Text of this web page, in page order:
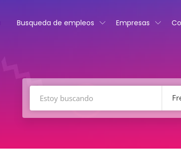
Busqueda de empleos Empresas